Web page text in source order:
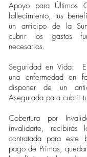
Apoyo para Últimos
fallecimiento, tus
un anticipo de la
cubrir los gastos
necesarios.
Seguridad en Vida:
una enfermedad en
disponer de un
Asegurada para cubrir
Cobertura por
invalidarte, recibirás
contratada para este
pago de Primas,